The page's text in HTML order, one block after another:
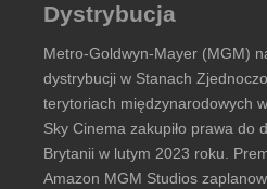
Dystrybucja
Metro-Goldwyn-Mayer (MGM)
dystrybucji w Stanach
terytoriach międzynarodowych
Sky Cinema zakupiło prawa do
Brytanii w lutym 2023 roku.
Amazon MGM Studios